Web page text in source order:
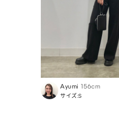
Ayumi 156cm
サイズ:S